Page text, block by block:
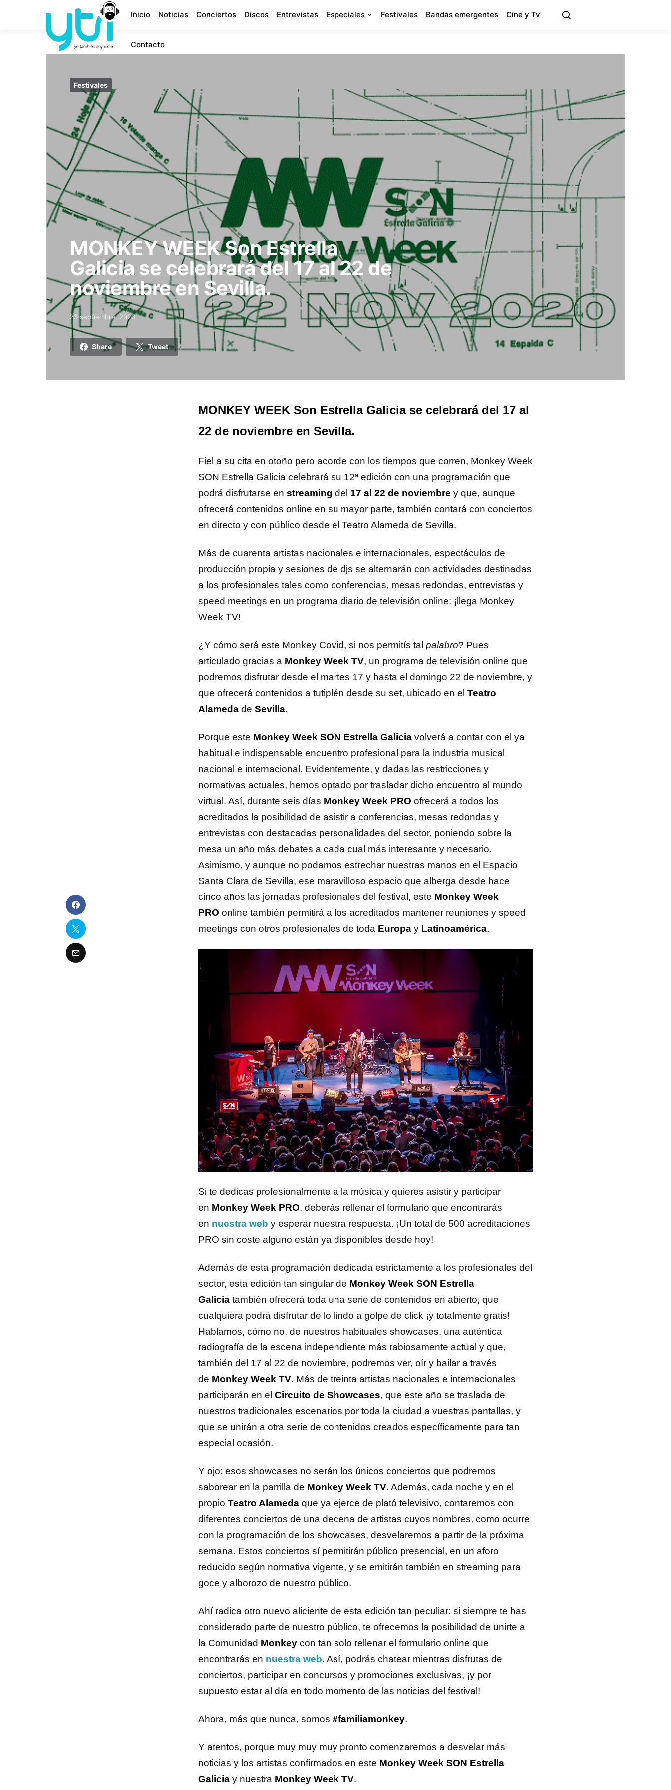
Inicio Noticias Conciertos Discos Entrevistas Especiales Festivales Bandas emergentes Cine y Tv
Contacto
Festivales
MONKEY WEEK Son Estrella
Galicia se celebrará del 17 al 22 de
noviembre en Sevilla.
Posted on
23 septiembre, 2020
Share Tweet
MONKEY WEEK Son Estrella Galicia se celebrará del 17 al
22 de noviembre en Sevilla.
Fiel a su cita en otoño pero acorde con los tiempos que corren, Monkey Week
SON Estrella Galicia celebrará su 12ª edición con una programación que
podrá disfrutarse en streaming del 17 al 22 de noviembre y que, aunque
ofrecerá contenidos online en su mayor parte, también contará con conciertos
en directo y con público desde el Teatro Alameda de Sevilla.
Más de cuarenta artistas nacionales e internacionales, espectáculos de
producción propia y sesiones de djs se alternarán con actividades destinadas
a los profesionales tales como conferencias, mesas redondas, entrevistas y
speed meetings en un programa diario de televisión online: ¡llega Monkey
Week TV!
¿Y cómo será este Monkey Covid, si nos permitís tal palabro? Pues
articulado gracias a Monkey Week TV, un programa de televisión online que
podremos disfrutar desde el martes 17 y hasta el domingo 22 de noviembre, y
que ofrecerá contenidos a tutiplén desde su set, ubicado en el Teatro
Alameda de Sevilla.
Porque este Monkey Week SON Estrella Galicia volverá a contar con el ya
habitual e indispensable encuentro profesional para la industria musical
nacional e internacional. Evidentemente, y dadas las restricciones y
normativas actuales, hemos optado por trasladar dicho encuentro al mundo
virtual. Así, durante seis días Monkey Week PRO ofrecerá a todos los
acreditados la posibilidad de asistir a conferencias, mesas redondas y
entrevistas con destacadas personalidades del sector, poniendo sobre la
mesa un año más debates a cada cual más interesante y necesario.
Asimismo, y aunque no podamos estrechar nuestras manos en el Espacio
Santa Clara de Sevilla, ese maravilloso espacio que alberga desde hace
cinco años las jornadas profesionales del festival, este Monkey Week
PRO online también permitirá a los acreditados mantener reuniones y speed
meetings con otros profesionales de toda Europa y Latinoamérica.
Si te dedicas profesionalmente a la música y quieres asistir y participar
en Monkey Week PRO, deberás rellenar el formulario que encontrarás
en nuestra web y esperar nuestra respuesta. ¡Un total de 500 acreditaciones
PRO sin coste alguno están ya disponibles desde hoy!
Además de esta programación dedicada estrictamente a los profesionales del
sector, esta edición tan singular de Monkey Week SON Estrella
Galicia también ofrecerá toda una serie de contenidos en abierto, que
cualquiera podrá disfrutar de lo lindo a golpe de click ¡y totalmente gratis!
Hablamos, cómo no, de nuestros habituales showcases, una auténtica
radiografía de la escena independiente más rabiosamente actual y que,
también del 17 al 22 de noviembre, podremos ver, oír y bailar a través
de Monkey Week TV. Más de treinta artistas nacionales e internacionales
participarán en el Circuito de Showcases, que este año se traslada de
nuestros tradicionales escenarios por toda la ciudad a vuestras pantallas, y
que se unirán a otra serie de contenidos creados específicamente para tan
especial ocasión.
Y ojo: esos showcases no serán los únicos conciertos que podremos
saborear en la parrilla de Monkey Week TV. Además, cada noche y en el
propio Teatro Alameda que ya ejerce de plató televisivo, contaremos con
diferentes conciertos de una decena de artistas cuyos nombres, como ocurre
con la programación de los showcases, desvelaremos a partir de la próxima
semana. Estos conciertos sí permitirán público presencial, en un aforo
reducido según normativa vigente, y se emitirán también en streaming para
goce y alborozo de nuestro público.
Ahí radica otro nuevo aliciente de esta edición tan peculiar: si siempre te has
considerado parte de nuestro público, te ofrecemos la posibilidad de unirte a
la Comunidad Monkey con tan solo rellenar el formulario online que
encontrarás en nuestra web. Así, podrás chatear mientras disfrutas de
conciertos, participar en concursos y promociones exclusivas, ¡y por
supuesto estar al día en todo momento de las noticias del festival!
Ahora, más que nunca, somos #familiamonkey.
Y atentos, porque muy muy muy pronto comenzaremos a desvelar más
noticias y los artistas confirmados en este Monkey Week SON Estrella
Galicia y nuestra Monkey Week TV.